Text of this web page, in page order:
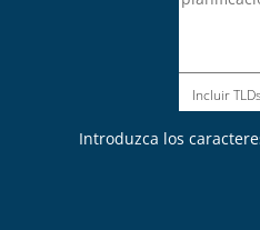
Incluir TLDs
Introduzca los